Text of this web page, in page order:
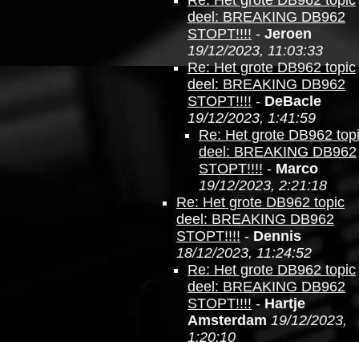
deel: BREAKING DB962
STOPT!!!! - Jeroen
19/12/2023, 11:03:33
Re: Het grote DB962 topic
deel: BREAKING DB962
STOPT!!!! - DeBacle
19/12/2023, 1:41:59
Re: Het grote DB962
deel: BREAKING DB962
STOPT!!!! - Marco
19/12/2023, 2:21:18
Re: Het grote DB962 topic
deel: BREAKING DB962
STOPT!!!! - Dennis
18/12/2023, 11:24:52
Re: Het grote DB962 topic
deel: BREAKING DB962
STOPT!!!! - Hartje
Amsterdam 19/12/2023,
1:20:10